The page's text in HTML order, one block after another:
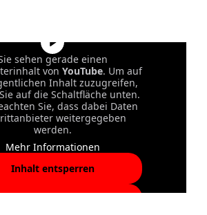
sehen gerade einen
von YouTube. Um auf
Inhalt zuzugreifen,
auf die Schaltfläche unten.
Sie, dass dabei Daten
weitergegeben
werden.
Mehr Informationen
Inhalt entsperren